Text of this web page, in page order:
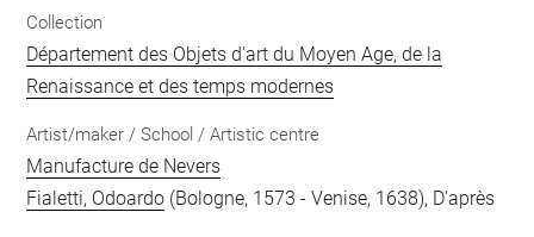
Collection
Département des Objets d'art du Moyen Age, de la
Renaissance et des temps modernes
Artist/maker / School / Artistic centre
Manufacture de Nevers
Fialetti, Odoardo (Bologne, 1573 - Venise, 1638), D'après